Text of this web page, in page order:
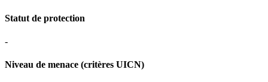
Statut de protection
-
Niveau de menace (critères UICN)